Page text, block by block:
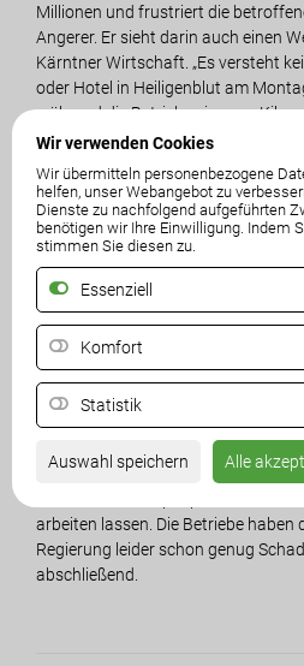
Wir verwenden Cookies
Wir übermitteln personenbezogene
helfen, unser Webangebot zu
Dienste zu nachfolgend aufgeführten
benötigen wir Ihre Einwilligung. Indem
stimmen Sie diesen zu.
Essenziell
Komfort
Statistik
Auswahl speichern Alle
Millionen und frustriert die
Angerer. Er sieht darin auch einen
Kärntner Wirtschaft. „Es versteht
oder Hotel in Heiligenblut am
während die Betriebe ein paar
Seite des Glockners in Osttirol
„Einmal mehr ist die ÖVP in der
stellt Angerer weiters fest. Er weist
Wirtschaftsreferent LR Schuschnig
am 13. Dezemberangekündigt habe.
Die FPÖ fordere jedenfalls ein Ende
Bürger und ein Aufsperren aller
ungeimpften Mitbürger weiter
öffentlichen Leben
nicht Menschen ausgrenzen. Die
körpernahe Dienstleister,
Freizeitbetriebe, hat seit langem
arbeiten lassen. Die Betriebe
Regierung leider schon genug
abschließend.